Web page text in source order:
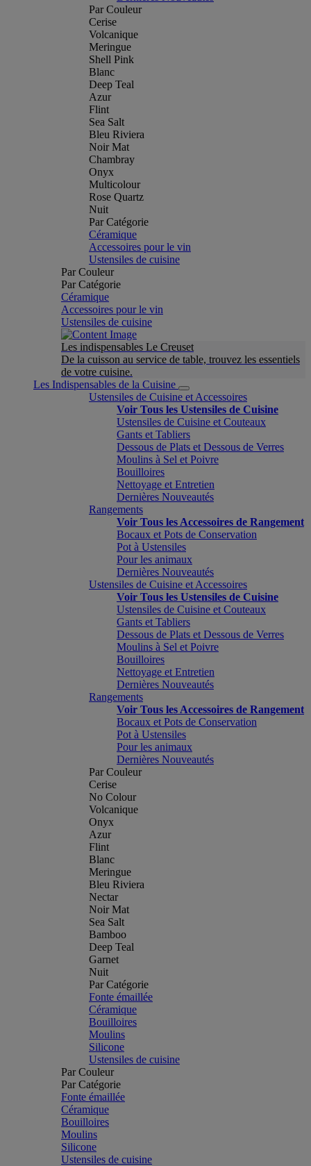
Par Couleur
Cerise
Volcanique
Meringue
Shell Pink
Blanc
Deep Teal
Azur
Flint
Sea Salt
Bleu Riviera
Noir Mat
Chambray
Onyx
Multicolour
Rose Quartz
Nuit
Par Catégorie
Céramique
Accessoires pour le vin
Ustensiles de cuisine
Par Couleur
Par Catégorie
Céramique
Accessoires pour le vin
Ustensiles de cuisine
Les indispensables Le Creuset
De la cuisson au service de table, trouvez les essentiels
de votre cuisine.
Les Indispensables de la Cuisine
Ustensiles de Cuisine et Accessoires
Voir Tous les Ustensiles de Cuisine
Ustensiles de Cuisine et Couteaux
Gants et Tabliers
Dessous de Plats et Dessous de Verres
Moulins à Sel et Poivre
Bouilloires
Nettoyage et Entretien
Dernières Nouveautés
Rangements
Voir Tous les Accessoires de Rangement
Bocaux et Pots de Conservation
Pot à Ustensiles
Pour les animaux
Dernières Nouveautés
Ustensiles de Cuisine et Accessoires
Voir Tous les Ustensiles de Cuisine
Ustensiles de Cuisine et Couteaux
Gants et Tabliers
Dessous de Plats et Dessous de Verres
Moulins à Sel et Poivre
Bouilloires
Nettoyage et Entretien
Dernières Nouveautés
Rangements
Voir Tous les Accessoires de Rangement
Bocaux et Pots de Conservation
Pot à Ustensiles
Pour les animaux
Dernières Nouveautés
Par Couleur
Cerise
No Colour
Volcanique
Onyx
Azur
Flint
Blanc
Meringue
Bleu Riviera
Nectar
Noir Mat
Sea Salt
Bamboo
Deep Teal
Garnet
Nuit
Par Catégorie
Fonte émaillée
Céramique
Bouilloires
Moulins
Silicone
Ustensiles de cuisine
Par Couleur
Par Catégorie
Fonte émaillée
Céramique
Bouilloires
Moulins
Silicone
Ustensiles de cuisine